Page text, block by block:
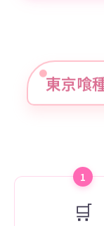
東京喰
1
🛒